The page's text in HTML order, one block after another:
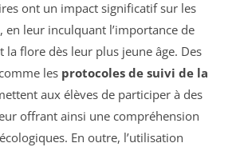
ont un impact significatif sur les
en leur inculquant l’importance de
la flore dès leur plus jeune âge. Des
les protocoles de suivi de la
aux élèves de participer à des
offrant ainsi une compréhension
En outre, l’utilisation